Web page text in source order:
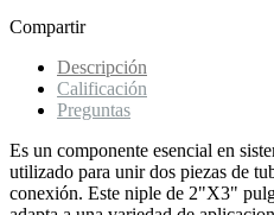
Compartir
Descripción
Calificación
Preguntas
Es un componente esencial en
utilizado para unir dos piezas de
conexión. Este niple de 2"X3"